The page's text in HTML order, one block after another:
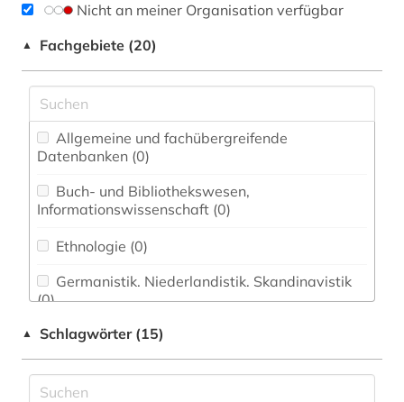
Nicht an meiner Organisation verfügbar
▲ Fachgebiete (20)
Datenbanken (0)
Informationswissenschaft (0)
Ethnologie (0)
(0)
Geschichte (3)
Geschichte der Pädagogik und des
▲ Schlagwörter (15)